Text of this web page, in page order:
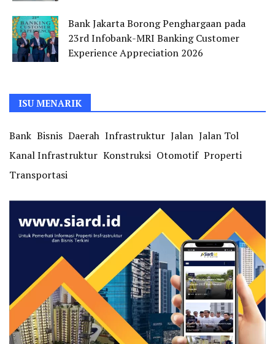
Bank Jakarta Borong Penghargaan pada
23rd Infobank-MRI Banking Customer
Experience Appreciation 2026
ISU MENARIK
Bank Bisnis Daerah Infrastruktur Jalan Jalan Tol
Kanal Infrastruktur Konstruksi Otomotif Properti
Transportasi